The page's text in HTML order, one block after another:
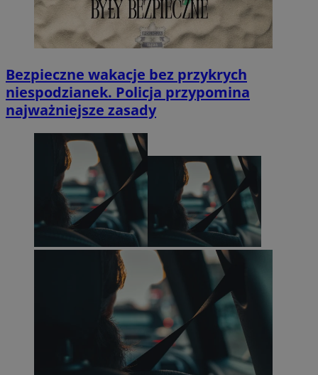
Bezpieczne wakacje bez przykrych
niespodzianek. Policja przypomina
najważniejsze zasady